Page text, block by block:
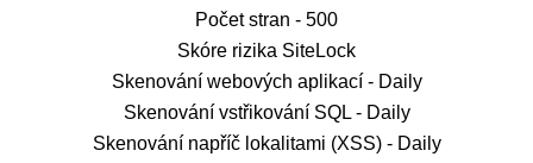
Počet stran - 500
Skóre rizika SiteLock
Skenování webových aplikací - Daily
Skenování vstřikování SQL - Daily
Skenování napříč lokalitami (XSS) - Daily